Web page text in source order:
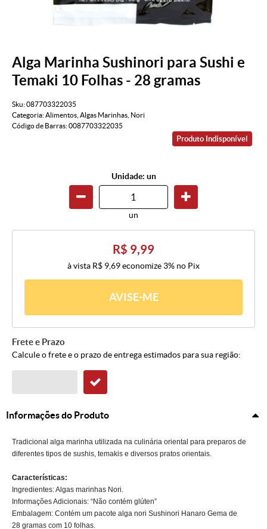
Alga Marinha Sushinori para Sushi e
Temaki 10 Folhas - 28 gramas
Sku:087703322035
Categoria:Alimentos Algas Marinhas Nori
Código de Barras:0087703322035
Produto Indisponível
Unidade: un
un
R$ 9,99
à vista R$ 9,69economize 3% no Pix
AVISE-ME
Frete e Prazo
Calcule o frete e o prazo de entrega estimados para sua região:
Informações do Produto
Tradicional alga marinha utilizada na culinária oriental para preparos de
diferentes tipos de sushis, temakis e diversos pratos orientais.
Características:
Ingredientes: Algas marinhas Nori.
Informações Adicionais: “Não contém glúten”
Embalagem: Contém um pacote alga nori Sushinori Hanaro Gema de
28 gramas com 10 folhas.